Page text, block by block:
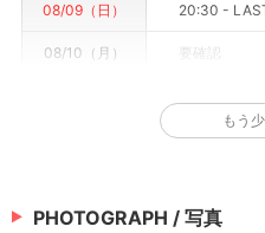
08/09（日） 20:30 -
08/10（月） 要確認
20:30 -
08/14（金） 20:30 - LAST
もう
PHOTOGRAPH / 写真